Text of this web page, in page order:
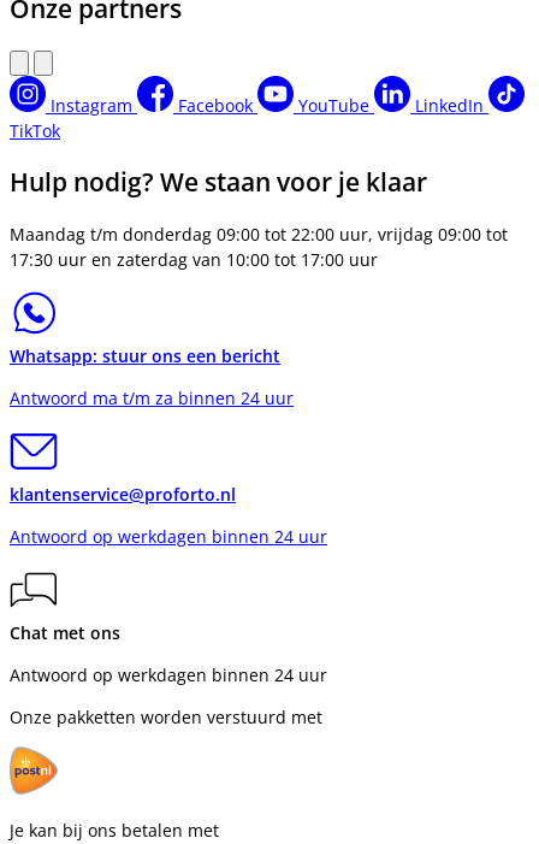
Onze partners
Instagram Facebook YouTube
LinkedIn
TikTok
Hulp nodig? We staan voor je klaar
Maandag t/m donderdag 09:00 tot 22:00 uur, vrijdag 09:00 tot
17:30 uur en zaterdag van 10:00 tot 17:00 uur
Whatsapp: stuur ons een bericht
Antwoord ma t/m za binnen 24 uur
klantenservice@proforto.nl
Antwoord op werkdagen binnen 24 uur
Chat met ons
Antwoord op werkdagen binnen 24 uur
Onze pakketten worden verstuurd met
Je kan bij ons betalen met